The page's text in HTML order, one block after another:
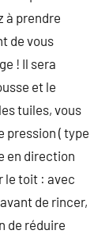
à prendre
de vous
! Il sera
et le
tuiles, vous
pression ( type
en direction
le toit : avec
de rincer,
de réduire